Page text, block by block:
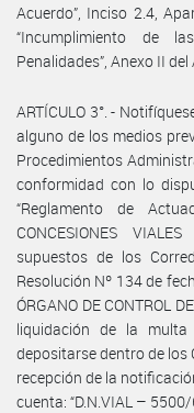
Acuerdo”, Inciso 2.4,
“Incumplimiento de
Penalidades”, Anexo II
ARTÍCULO 3°. -
alguno de los medios
Procedimientos
conformidad con lo
“Reglamento de
CONCESIONES
supuestos de los
Resolución Nº 134 de
ÓRGANO DE CONTROL
liquidación de la multa
depositarse dentro de los
recepción de la
cuenta: “D.N.VIAL –